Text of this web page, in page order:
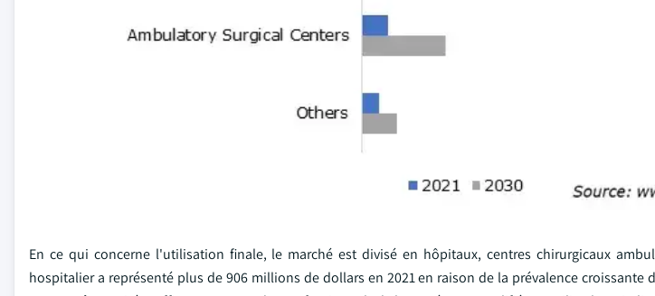
En ce qui concerne l'utilisation finale, le marché est divisé en hôpitaux, centres chirurgicaux
hospitalier a représenté plus de 906 millions de dollars en 2021 en raison de la prévalence